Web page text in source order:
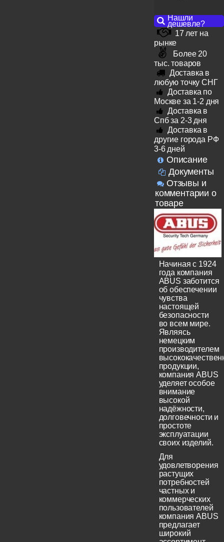
Нашли
дешевле?
17 лет на
рынке
Более 20
тыс. товаров
Доставка в
любую точку СНГ
Доставка по
Москве за 1-2 дня
Доставка в
Спб за 2-3 дня
Доставка в
другие города РФ
3-6 дней
Описание
Документы
Отзывы и
комментарии о
товаре
Начиная с 1924
года компания
ABUS заботится
об обеспечении
чувства
настоящей
безопасности
во всем мире.
Являясь
немецким
производителем
продукции,
компания ABUS
уделяет особое
внимание
высокой
надёжности,
долговечности и
простоте
эксплуатации
своих изделий.
Для
удовлетворения
растущих
потребностей
частных и
коммерческих
пользователей
компания ABUS
предлагает
широкий